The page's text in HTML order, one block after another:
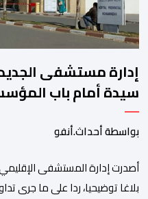
إدارة مستشفى
سيدة أمام باب
بواسطة أحداث.أنفو
أصدرت إدارة المستشفى
بلاغا توضيحيا، ردا على ما جرى